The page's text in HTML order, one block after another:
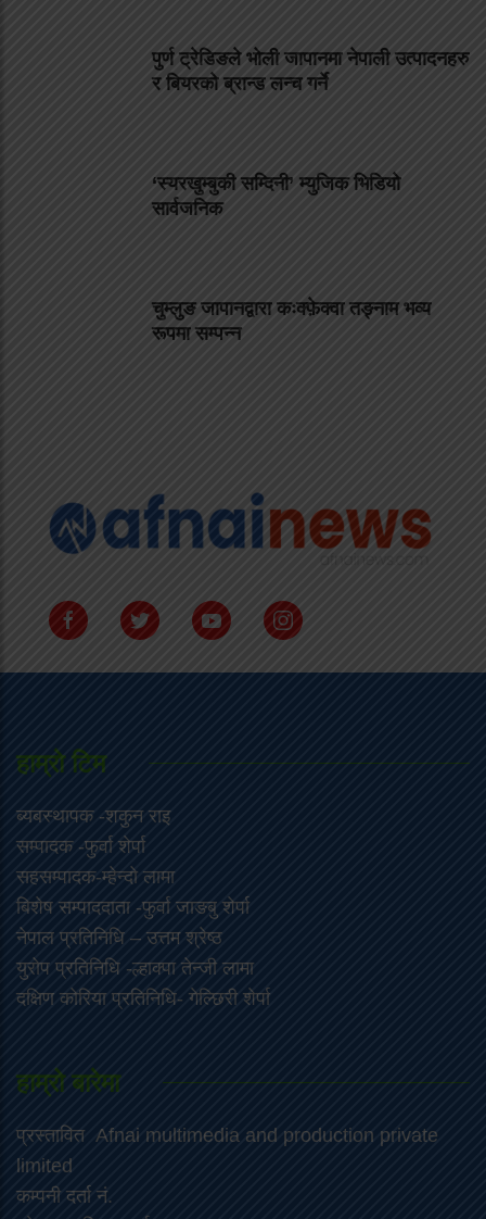
पुर्ण ट्रेडिङले भोली जापानमा नेपाली उत्पादनहरु
र बियरको ब्रान्ड लन्च गर्ने
‘स्यरखुम्बुकी सम्दिनी’ म्युजिक भिडियो
सार्वजनिक
चुम्लुङ जापानद्वारा कःक्फ़ेक्वा तङ्नाम भव्य
रूपमा सम्पन्न
हाम्राे टिम
ब्यबस्थापक -शकुन राइ
सम्पादक -फुर्वा शेर्पा
सहसम्पादक-म्हेन्दो लामा
‍बिशेष सम्पाददाता -फुर्वा जा‌ङबु शेर्पा
नेपाल प्रतिनिधि – उत्तम श्रेष्ठ
युरोप प्रतिनिधि -ल्हाक्पा तेन्जी लामा
दक्षिण कोरिया प्रतिनिधि- गेल्छिरी शेर्पा
हाम्रो बारेमा
प्रस्तावित Afnai multimedia and production private
limited
कम्पनी दर्ता नं.